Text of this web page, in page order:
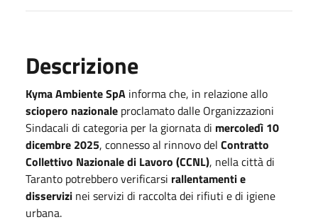
Descrizione
Kyma Ambiente SpA informa che, in relazione allo
sciopero nazionale proclamato dalle Organizzazioni
Sindacali di categoria per la giornata di mercoledì 10
dicembre 2025, connesso al rinnovo del Contratto
Collettivo Nazionale di Lavoro (CCNL), nella città di
Taranto potrebbero verificarsi rallentamenti e
disservizi nei servizi di raccolta dei rifiuti e di igiene
urbana.